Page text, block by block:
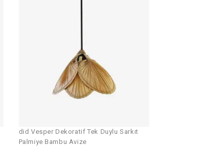
did Vesper Dekoratif Tek Duylu Sarkıt
Palmiye Bambu Avize